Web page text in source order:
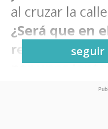
al cruzar la
¿Será que en
por unos
proyectan
seguir